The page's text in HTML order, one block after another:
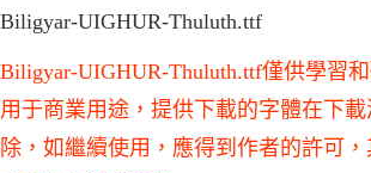
Biligyar-UIGHUR-Thuluth.ttf
Biligyar-UIGHUR-Thuluth.ttf僅供學習
用于商業用途，提供下載的字體在下載
除，如繼續使用，應得到作者的許可